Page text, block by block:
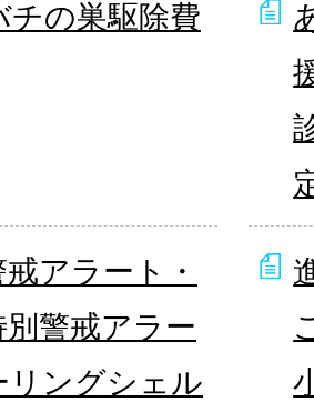
チの巣駆除費
アラート・
警戒アラー
リングシェル